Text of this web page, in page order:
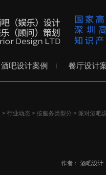
酒吧设计案例 餐厅设计
> 行业动态 > 按服务类型分 > 派对酒吧
作者： 酒吧设计